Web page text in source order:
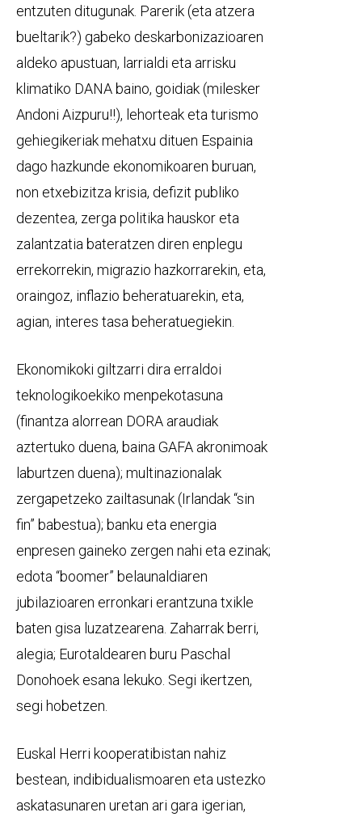
entzuten ditugunak. Parerik (eta atzera
bueltarik?) gabeko deskarbonizazioaren
aldeko apustuan, larrialdi eta arrisku
klimatiko DANA baino, goidiak (milesker
Andoni Aizpuru!!), lehorteak eta turismo
gehiegikeriak mehatxu dituen Espainia
dago hazkunde ekonomikoaren buruan,
non etxebizitza krisia, defizit publiko
dezentea, zerga politika hauskor eta
zalantzatia bateratzen diren enplegu
errekorrekin, migrazio hazkorrarekin, eta,
oraingoz, inflazio beheratuarekin, eta,
agian, interes tasa beheratuegiekin.
Ekonomikoki giltzarri dira erraldoi
teknologikoekiko menpekotasuna
(finantza alorrean DORA araudiak
aztertuko duena, baina GAFA akronimoak
laburtzen duena); multinazionalak
zergapetzeko zailtasunak (Irlandak “sin
fin” babestua); banku eta energia
enpresen gaineko zergen nahi eta ezinak;
edota “boomer” belaunaldiaren
jubilazioaren erronkari erantzuna txikle
baten gisa luzatzearena. Zaharrak berri,
alegia; Eurotaldearen buru Paschal
Donohoek esana lekuko. Segi ikertzen,
segi hobetzen.
Euskal Herri kooperatibistan nahiz
bestean, indibidualismoaren eta ustezko
askatasunaren uretan ari gara igerian,